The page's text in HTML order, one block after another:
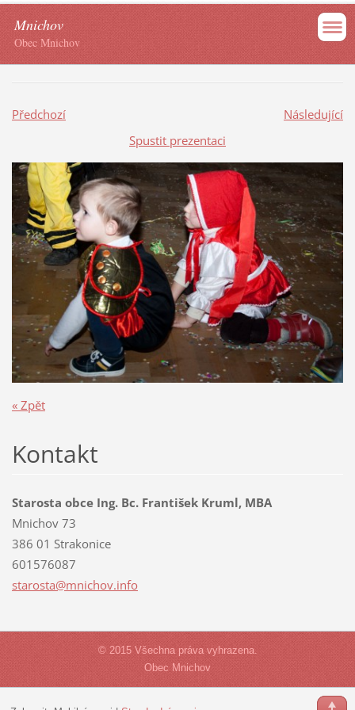
Mnichov
Obec Mnichov
Předchozí
Následující
Spustit prezentaci
« Zpět
Kontakt
Starosta obce Ing. Bc. František Kruml, MBA
Mnichov 73
386 01 Strakonice
601576087
starosta@mnichov.info
© 2015 Všechna práva vyhrazena.
Obec Mnichov